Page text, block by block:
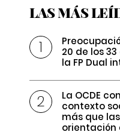
LAS MÁS
20 de los
la FP Dual
La OCDE
contexto
más que
orientación